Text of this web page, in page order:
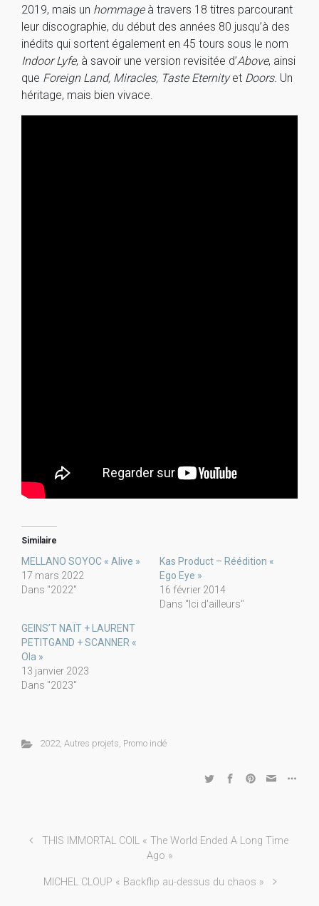
2019, mais un hommage à travers 18 titres parcourant
leur discographie, du début des années 80 jusqu’à des
inédits qui sortent également en 45 tours sous le nom
Indoor Lyfe, à savoir une version revisitée d’Above, ainsi
que Foreign Land, Miracles, Taste Eternityet Doors. Un
héritage, mais bien vivace.
Similaire
MELLANO SOYOC « Alive »
17 mars 2022
Dans "2022"
Kas Product – Réédition «
Ego Eye »
16 février 2014
Dans "Ici d'ailleurs"
GEINS’T NAÏT + LAURENT
PETITGAND + SCANNER «
Ola »
13 janvier 2023
Dans "2023"
2022, Autres projets, Promo indé
THIS IMMORTAL COIL « The World Ended A Long Time
Ago »
MICHEL CLOUP « Backflip au-dessus du chaos »